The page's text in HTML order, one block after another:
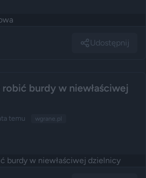
Udostępnij
robić burdy w niewłaściwej
temu wgrane.pl